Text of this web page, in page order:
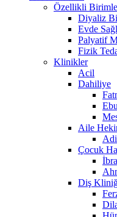
Özellikli
Diyaliz
Evde
Palyatif
Fizik
Klinikler
Acil
Dahiliye
Aile
Çocuk
Diş